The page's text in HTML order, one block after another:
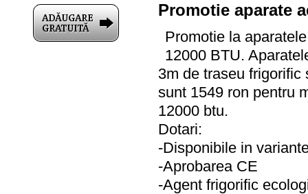
Promotie aparate
Promotie la
12000 BTU.
3m de traseu frigorific
sunt 1549 ron pentru
12000 btu.
Dotari:
-Disponibile in
-Aprobarea CE
-Agent frigorific